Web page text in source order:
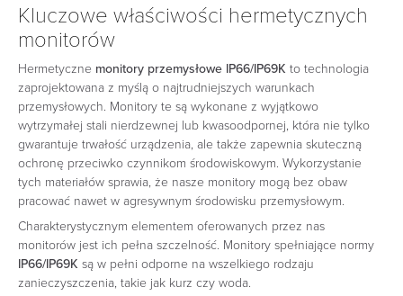
Kluczowe właściwości hermetycznych
monitorów
Hermetyczne monitory przemysłowe IP66/IP69K to technologia
zaprojektowana z myślą o najtrudniejszych warunkach
przemysłowych. Monitory te są wykonane z wyjątkowo
wytrzymałej stali nierdzewnej lub kwasoodpornej, która nie tylko
gwarantuje trwałość urządzenia, ale także zapewnia skuteczną
ochronę przeciwko czynnikom środowiskowym. Wykorzystanie
tych materiałów sprawia, że nasze monitory mogą bez obaw
pracować nawet w agresywnym środowisku przemysłowym.
Charakterystycznym elementem oferowanych przez nas
monitorów jest ich pełna szczelność. Monitory spełniające normy
IP66/IP69K są w pełni odporne na wszelkiego rodzaju
zanieczyszczenia, takie jak kurz czy woda.